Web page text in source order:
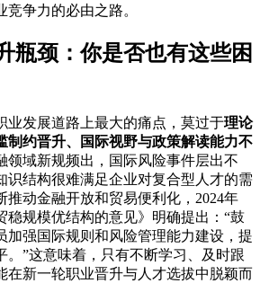
争力的必由之路。
瓶颈：你是否也有这些困
业发展道路上最大的痛点，莫过于理论
制约晋升、国际视野与政策解读能力不
领域新规频出，国际风险事件层出不
识结构很难满足企业对复合型人才的需
推动金融开放和贸易便利化，2024年
稳规模优结构的意见》明确提出：“鼓
加强国际规则和风险管理能力建设，提
。”这意味着，只有不断学习、及时跟
在新一轮职业晋升与人才选拔中脱颖而